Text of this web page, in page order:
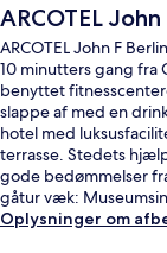
ARCOTEL
ARCOTEL John F
10 minutters gang fra
benyttet
slappe af med en
hotel med
terrasse. Stedets
gode bedømmelser
gåtur væk:
Hausvogteiplatz U-
Oplysninger om